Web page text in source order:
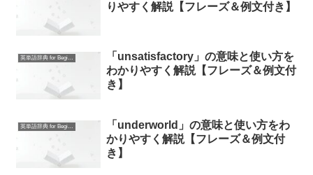
りやすく解説【フレーズ＆例文付き】
英単語辞典 for Beginners
「unsatisfactory」の意味と使い方を
わかりやすく解説【フレーズ＆例文付
き】
英単語辞典 for Beginners
「underworld」の意味と使い方をわ
かりやすく解説【フレーズ＆例文付
き】